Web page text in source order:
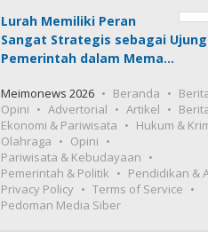
Lurah Memiliki Peran
Sangat Strategis sebagai
Pemerintah dalam Mema…
Meimonews 2026 Beranda
Opini
Advertorial Artikel
Ekonomi & Pariwisata
Hukum &
Olahraga
Opini
Pariwisata & Kebudayaan
Pemerintah & Politik
Pendidikan &
Privacy Policy
Terms of Service
Pedoman Media Siber